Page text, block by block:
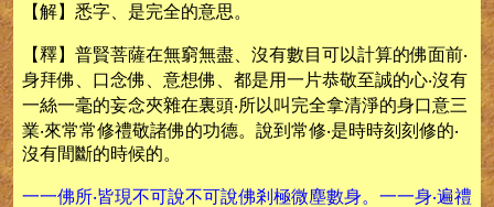
【解】悉字、是完全的意思。
【釋】普賢菩薩在無窮無盡、沒有數目可以計算的佛面前‧
身拜佛、口念佛、意想佛、都是用一片恭敬至誠的心‧沒有
一絲一毫的妄念夾雜在裏頭‧所以叫完全拿清淨的身口意三
業‧來常常修禮敬諸佛的功德。說到常修‧是時時刻刻修的‧
沒有間斷的時候的。
一一佛所‧皆現不可說不可說佛剎極微塵數身。一一身‧遍禮